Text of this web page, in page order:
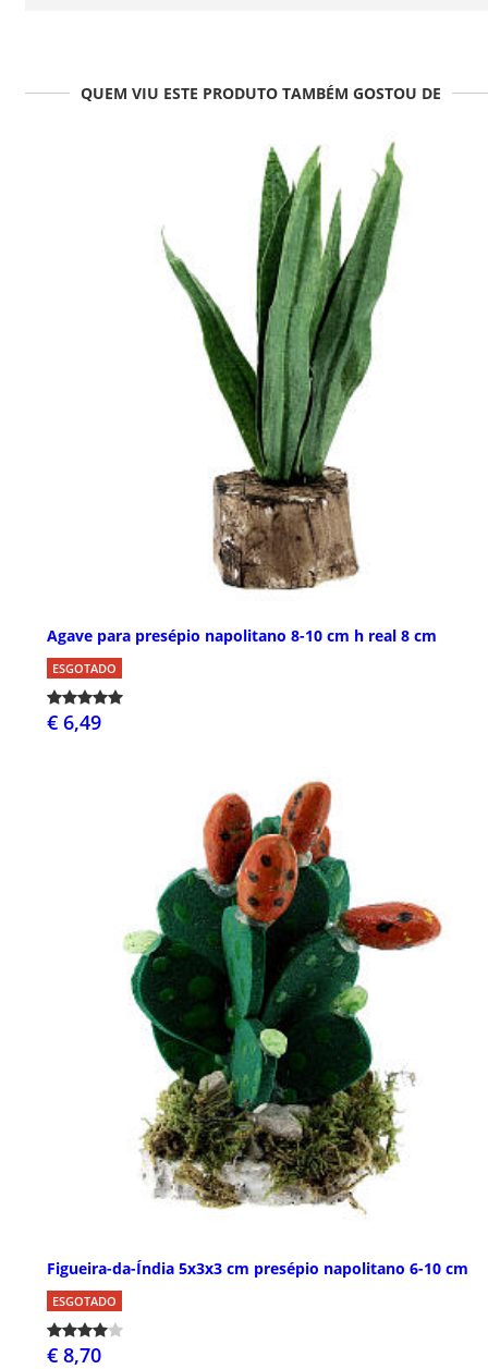
QUEM VIU ESTE PRODUTO TAMBÉM GOSTOU DE
Agave para presépio napolitano 8-10 cm h real 8 cm
ESGOTADO
€ 6,49
Figueira-da-Índia 5x3x3 cm presépio napolitano 6-10 cm
ESGOTADO
€ 8,70